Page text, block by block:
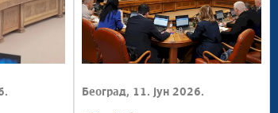
Београд, 11. јун 2026.